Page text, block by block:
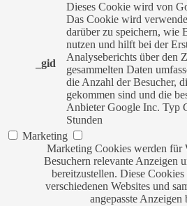
_gid
Dieses Cookie wird von
Das Cookie wird
darüber zu speichern, wie
nutzen und hilft bei der
Analyseberichts über den
gesammelten Daten
die Anzahl der Besucher,
gekommen sind und die
Anbieter Google Inc. Typ
Stunden
Marketing
Marketing Cookies werden für
Besuchern relevante Anzeigen
bereitzustellen. Diese
verschiedenen Websites und
angepasste Anzeigen